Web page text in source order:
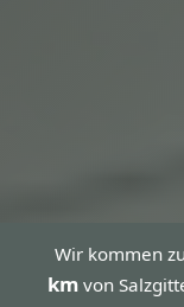
Wir kommen
km von